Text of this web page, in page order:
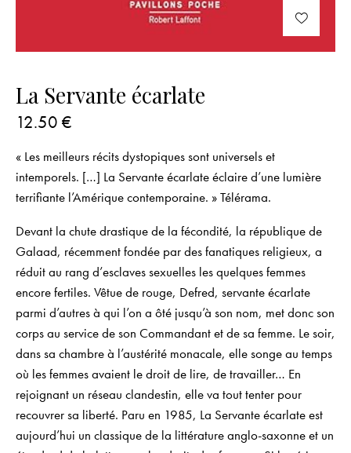
La Servante écarlate
12.50 €
« Les meilleurs récits dystopiques sont universels et
intemporels. […] La Servante écarlate éclaire d’une lumière
terrifiante l’Amérique contemporaine. » Télérama.
Devant la chute drastique de la fécondité, la république de
Galaad, récemment fondée par des fanatiques religieux, a
réduit au rang d’esclaves sexuelles les quelques femmes
encore fertiles. Vêtue de rouge, Defred, servante écarlate
parmi d’autres à qui l’on a ôté jusqu’à son nom, met donc son
corps au service de son Commandant et de sa femme. Le soir,
dans sa chambre à l’austérité monacale, elle songe au temps
où les femmes avaient le droit de lire, de travailler… En
rejoignant un réseau clandestin, elle va tout tenter pour
recouvrer sa liberté. Paru en 1985, La Servante écarlate est
aujourd’hui un classique de la littérature anglo-saxonne et un